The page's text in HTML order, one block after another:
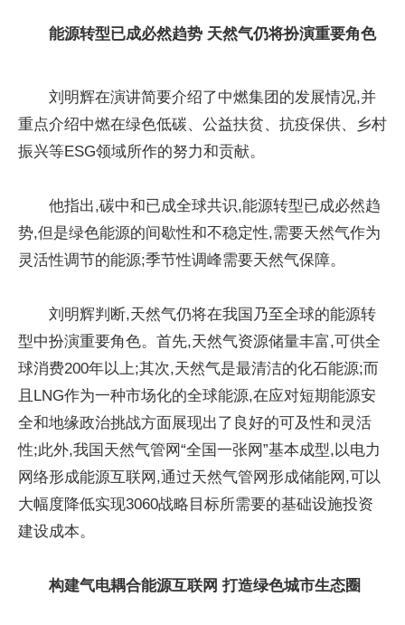
能源转型已成必然趋势 天然气仍将扮演重要角色
刘明辉在演讲简要介绍了中燃集团的发展情况,并
重点介绍中燃在绿色低碳、公益扶贫、抗疫保供、乡村
振兴等ESG领域所作的努力和贡献。
他指出,碳中和已成全球共识,能源转型已成必然趋
势,但是绿色能源的间歇性和不稳定性,需要天然气作为
灵活性调节的能源;季节性调峰需要天然气保障。
刘明辉判断,天然气仍将在我国乃至全球的能源转
型中扮演重要角色。首先,天然气资源储量丰富,可供全
球消费200年以上;其次,天然气是最清洁的化石能源;而
且LNG作为一种市场化的全球能源,在应对短期能源安
全和地缘政治挑战方面展现出了良好的可及性和灵活
性;此外,我国天然气管网“全国一张网”基本成型,以电力
网络形成能源互联网,通过天然气管网形成储能网,可以
大幅度降低实现3060战略目标所需要的基础设施投资
建设成本。
构建气电耦合能源互联网 打造绿色城市生态圈